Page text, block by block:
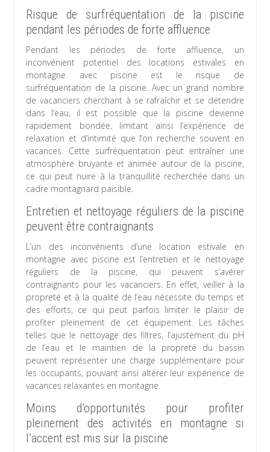
Risque de surfréquentation de la piscine
pendant les périodes de forte affluence
Pendant les périodes de forte affluence, un
inconvénient potentiel des locations estivales en
montagne avec piscine est le risque de
surfréquentation de la piscine. Avec un grand nombre
de vacanciers cherchant à se rafraîchir et se détendre
dans l’eau, il est possible que la piscine devienne
rapidement bondée, limitant ainsi l’expérience de
relaxation et d’intimité que l’on recherche souvent en
vacances. Cette surfréquentation peut entraîner une
atmosphère bruyante et animée autour de la piscine,
ce qui peut nuire à la tranquillité recherchée dans un
cadre montagnard paisible.
Entretien et nettoyage réguliers de la piscine
peuvent être contraignants
L’un des inconvénients d’une location estivale en
montagne avec piscine est l’entretien et le nettoyage
réguliers de la piscine, qui peuvent s’avérer
contraignants pour les vacanciers. En effet, veiller à la
propreté et à la qualité de l’eau nécessite du temps et
des efforts, ce qui peut parfois limiter le plaisir de
profiter pleinement de cet équipement. Les tâches
telles que le nettoyage des filtres, l’ajustement du pH
de l’eau et le maintien de la propreté du bassin
peuvent représenter une charge supplémentaire pour
les occupants, pouvant ainsi altérer leur expérience de
vacances relaxantes en montagne.
Moins d’opportunités pour profiter
pleinement des activités en montagne si
l’accent est mis sur la piscine